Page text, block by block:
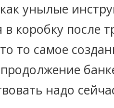
унылые
коробку после
то самое
надо